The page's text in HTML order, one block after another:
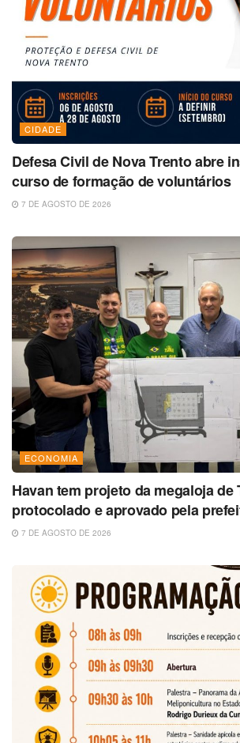
CIDADE
Defesa Civil de Nova Trento abre
curso de formação de voluntários
7 DE AGOSTO DE 2026
ECONOMIA
Havan tem projeto da megaloja de
protocolado e aprovado pela
7 DE AGOSTO DE 2026